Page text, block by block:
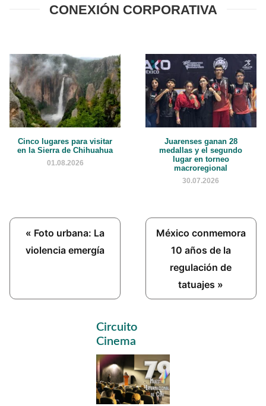
CONEXIÓN CORPORATIVA
Cinco lugares para visitar
en la Sierra de Chihuahua
01.08.2026
Juarenses ganan 28
medallas y el segundo
lugar en torneo
macroregional
30.07.2026
Previous
Post:
« Foto urbana: La
violencia emergía
Next
Post:
México conmemora
10 años de la
regulación de
tatuajes »
Primary
Sidebar
Circuito
Cinema